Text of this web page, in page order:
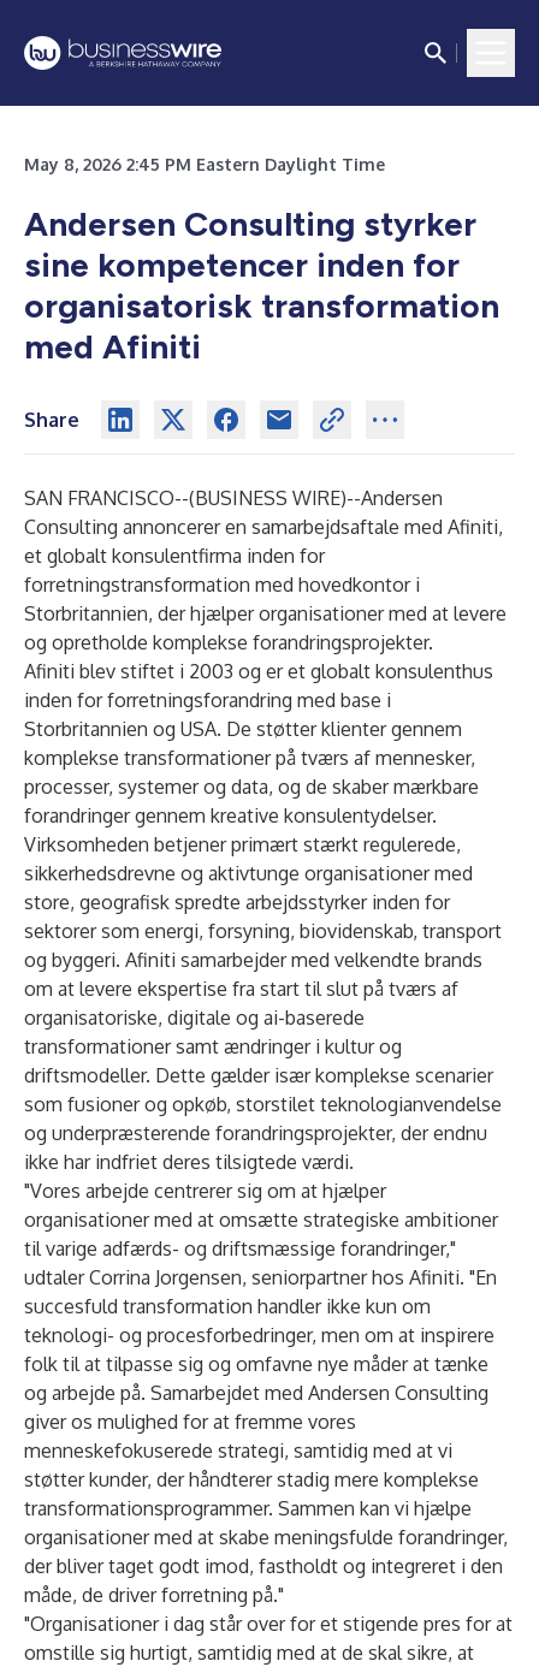
May 8, 2026 2:45 PM Eastern Daylight Time
Andersen Consulting styrker
sine kompetencer inden for
organisatorisk transformation
med Afiniti
Share
SAN FRANCISCO--(BUSINESS WIRE)--Andersen
Consulting annoncerer en samarbejdsaftale med Afiniti,
et globalt konsulentfirma inden for
forretningstransformation med hovedkontor i
Storbritannien, der hjælper organisationer med at levere
og opretholde komplekse forandringsprojekter.
Afiniti blev stiftet i 2003 og er et globalt konsulenthus
inden for forretningsforandring med base i
Storbritannien og USA. De støtter klienter gennem
komplekse transformationer på tværs af mennesker,
processer, systemer og data, og de skaber mærkbare
forandringer gennem kreative konsulentydelser.
Virksomheden betjener primært stærkt regulerede,
sikkerhedsdrevne og aktivtunge organisationer med
store, geografisk spredte arbejdsstyrker inden for
sektorer som energi, forsyning, biovidenskab, transport
og byggeri. Afiniti samarbejder med velkendte brands
om at levere ekspertise fra start til slut på tværs af
organisatoriske, digitale og ai-baserede
transformationer samt ændringer i kultur og
driftsmodeller. Dette gælder især komplekse scenarier
som fusioner og opkøb, storstilet teknologianvendelse
og underpræsterende forandringsprojekter, der endnu
ikke har indfriet deres tilsigtede værdi.
"Vores arbejde centrerer sig om at hjælper
organisationer med at omsætte strategiske ambitioner
til varige adfærds- og driftsmæssige forandringer,"
udtaler Corrina Jorgensen, seniorpartner hos Afiniti. "En
succesfuld transformation handler ikke kun om
teknologi- og procesforbedringer, men om at inspirere
folk til at tilpasse sig og omfavne nye måder at tænke
og arbejde på. Samarbejdet med Andersen Consulting
giver os mulighed for at fremme vores
menneskefokuserede strategi, samtidig med at vi
støtter kunder, der håndterer stadig mere komplekse
transformationsprogrammer. Sammen kan vi hjælpe
organisationer med at skabe meningsfulde forandringer,
der bliver taget godt imod, fastholdt og integreret i den
måde, de driver forretning på."
"Organisationer i dag står over for et stigende pres for at
omstille sig hurtigt, samtidig med at de skal sikre, at